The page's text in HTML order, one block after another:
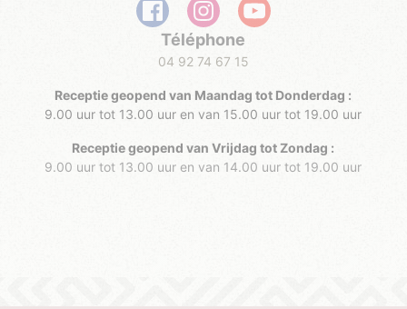
Téléphone
04 92 74 67 15
Receptie geopend van Maandag tot Donderdag :
9.00 uur tot 13.00 uur en van 15.00 uur tot 19.00 uur
Receptie geopend van Vrijdag tot Zondag :
9.00 uur tot 13.00 uur en van 14.00 uur tot 19.00 uur